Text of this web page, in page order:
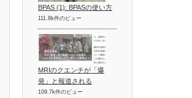
BPAS (1): BPASの使い方
111.8k件のビュー
MRIのクエンチが「爆
発」と報道される
109.7k件のビュー